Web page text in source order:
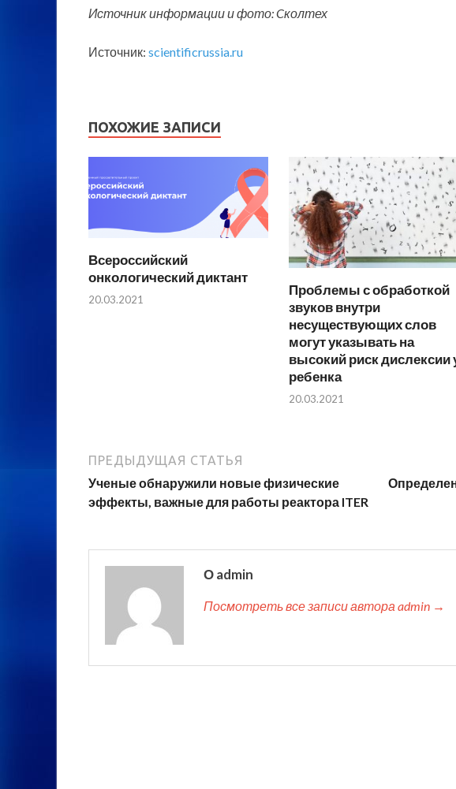
Источник информации и фото: Cколтех
Источник: scientificrussia.ru
ПОХОЖИЕ ЗАПИСИ
Всероссийский
онкологический диктант
20.03.2021
Проблемы с обработкой
звуков внутри
несуществующих слов
могут указывать на
высокий риск дислексии
ребенка
20.03.2021
ПРЕДЫДУЩАЯ СТАТЬЯ
Ученые обнаружили новые физические
эффекты, важные для работы реактора ITER
О admin
Посмотреть все записи автора admin →